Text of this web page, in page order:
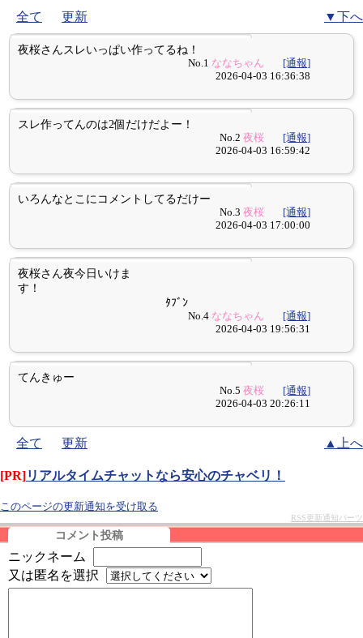
全て 更新 ▼下へ
夜桜さんスレいっぱい作ってるね！
No.1 ななちゃん
[通報]
2026-04-03 16:36:38
スレ作ってんのは2個だけだよー！
No.2夜桜
[通報]
2026-04-03 16:59:42
いろんなとこにコメントしてるだけー
No.3夜桜
[通報]
2026-04-03 17:00:00
夜桜さん夜今日いけま
す！
ﾀﾌﾞﾝ
No.4 ななちゃん
[通報]
2026-04-03 19:56:31
てんきゅー
No.5夜桜
[通報]
2026-04-03 20:26:11
全て 更新 ▲上へ
[PR]リアルタイムチャットなら安心のチャベリ！
このページの更新通知を受け取る
RSS更新通知パーツ
コメント投稿
ニックネーム
又は匿名を選択